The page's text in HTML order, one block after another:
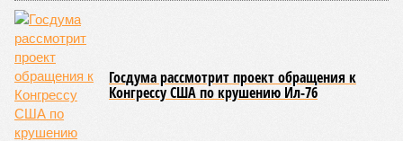
выплачивались, вся прибыль шла на развитие железной
дороги», – добавил Белозёров.
И в самом деле. Российская сторона поставляла Армении
вагоны, по первому чиху ремонтировала пути, в том числе
повреждённые стихией, выплатила в казну закавказской
республики 15 млрд рублей налогов, пускала прибыль на